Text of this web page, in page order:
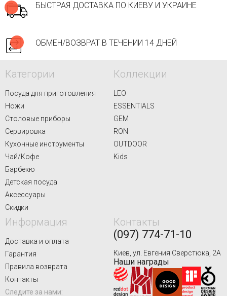
БЫСТРАЯ ДОСТАВКА ПО КИЕВУ И УКРАИНЕ
ОБМЕН/ВОЗВРАТ В ТЕЧЕНИИ 14 ДНЕЙ
Категории
Посуда для приготовления
Ножи
Столовые приборы
Сервировка
Кухонные инструменты
Чай/Кофе
Барбекю
Детская посуда
Аксессуары
Скидки
Коллекции
LEO
ESSENTIALS
GEM
RON
OUTDOOR
Kids
Информация
Доставка и оплата
Гарантия
Правила возврата
Контакты
Следите за нами:
Контакты
(097) 774-71-10
Киев, ул. Евгения Сверстюка, 2А
Наши награды